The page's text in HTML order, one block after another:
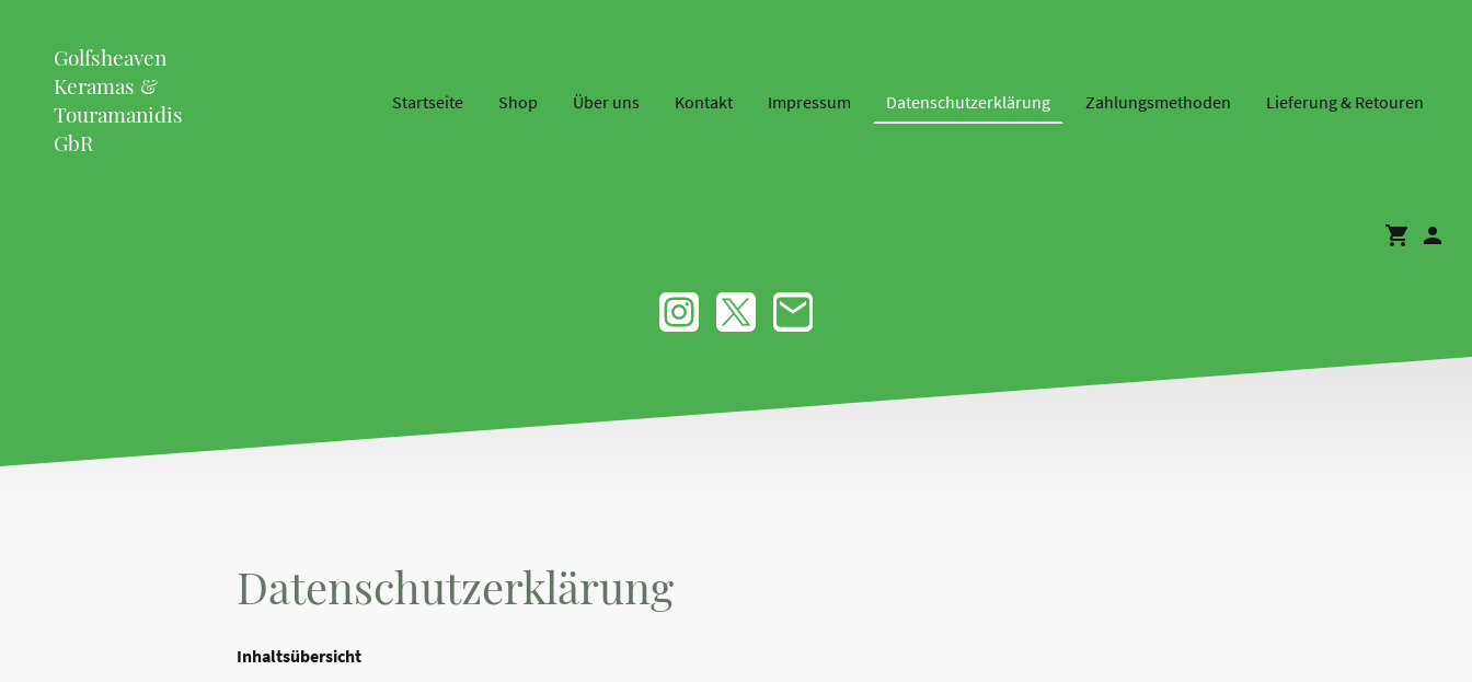
Golfsheaven
Keramas &
Touramanidis
GbR
Startseite Shop Über uns Kontakt Impressum Datenschutzerklärung Zahlungsmethoden Lieferung & Retouren
Datenschutzerklärung
Inhaltsübersicht